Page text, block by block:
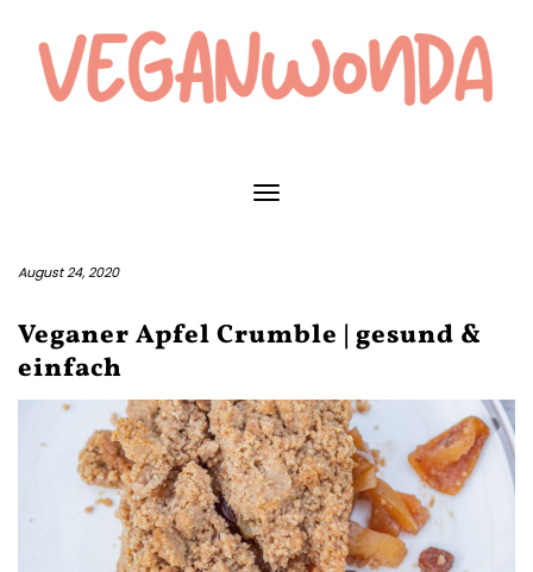
content
Toggle Navigation
August 24, 2020
Veganer Apfel Crumble | gesund &
einfach